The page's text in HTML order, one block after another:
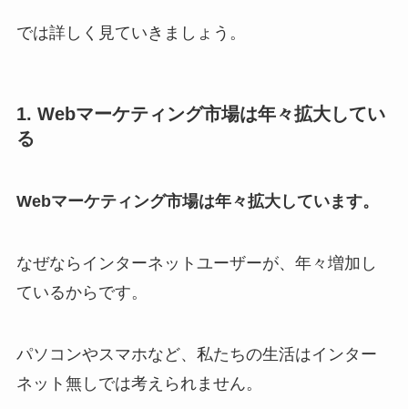
では詳しく見ていきましょう。
1. Webマーケティング市場は年々拡大してい
る
Webマーケティング市場は年々拡大しています。
なぜならインターネットユーザーが、年々増加し
ているからです。
パソコンやスマホなど、私たちの生活はインター
ネット無しでは考えられません。